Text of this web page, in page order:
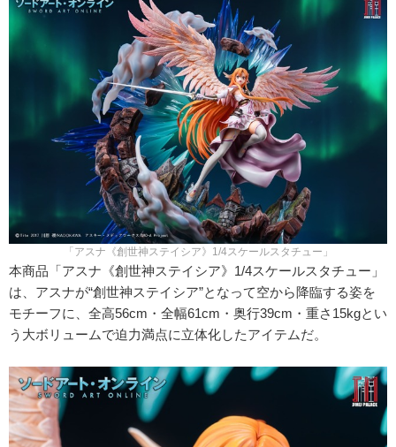
「アスナ《創世神ステイシア》1/4スケールスタチュー」
本商品「アスナ《創世神ステイシア》1/4スケールスタチュー」
は、アスナが“創世神ステイシア”となって空から降臨する姿を
モチーフに、全高56cm・全幅61cm・奥行39cm・重さ15kgとい
う大ボリュームで迫力満点に立体化したアイテムだ。